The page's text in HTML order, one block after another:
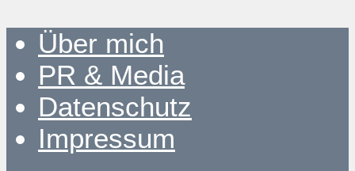
Über mich
PR & Media
Datenschutz
Impressum